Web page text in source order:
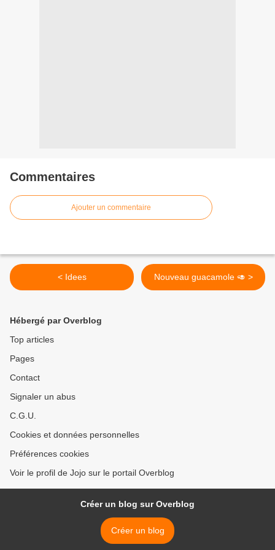
Commentaires
Ajouter un commentaire
< Idees Nouveau guacamole 🥑 >
Hébergé par Overblog
Top articles
Pages
Contact
Signaler un abus
C.G.U.
Cookies et données personnelles
Préférences cookies
Voir le profil de Jojo sur le portail Overblog
Créer un blog sur Overblog
Créer un blog